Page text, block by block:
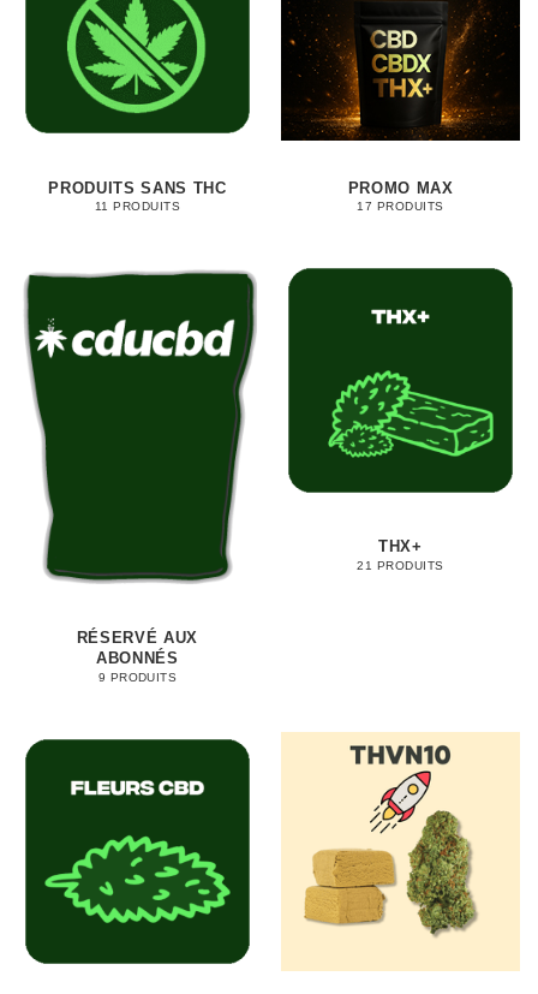
PRODUITS SANS THC
11 PRODUITS
PROMO MAX
17 PRODUITS
RÉSERVÉ AUX
ABONNÉS
9 PRODUITS
THX+
21 PRODUITS